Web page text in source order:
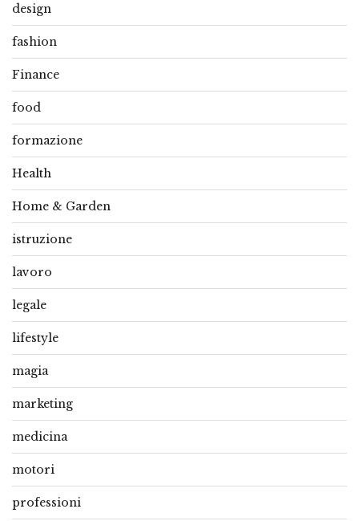
design
fashion
Finance
food
formazione
Health
Home & Garden
istruzione
lavoro
legale
lifestyle
magia
marketing
medicina
motori
professioni